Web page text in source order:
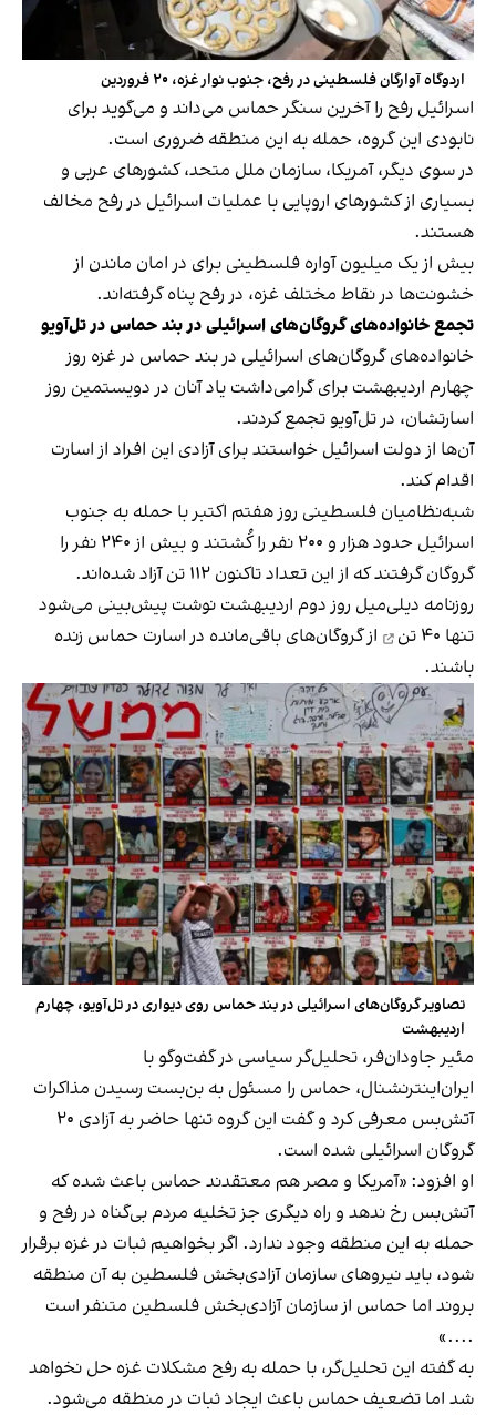
اردوگاه آوارگان فلسطینی در رفح، جنوب نوار غزه، ۲۰ فروردین
اسرائیل رفح را آخرین سنگر حماس می‌داند و می‌گوید برای
نابودی این گروه، حمله به این منطقه ضروری است.
در سوی دیگر، آمریکا، سازمان ملل متحد، کشورهای عربی و
بسیاری از کشورهای اروپایی با عملیات اسرائیل در رفح مخالف
هستند.
بیش از یک میلیون آواره فلسطینی برای در امان ماندن از
خشونت‌‍‌ها در نقاط مختلف غزه، در رفح پناه گرفته‌اند.
تجمع خانواده‌های گروگان‌های اسرائیلی در بند حماس در تل‌آویو
خانواده‌های گروگان‌های اسرائیلی در بند حماس در غزه روز
چهارم اردیبهشت برای گرامی‌داشت یاد آنان در دویستمین روز
اسارتشان، در تل‌آویو تجمع کردند.
آن‌ها از دولت اسرائیل خواستند برای آزادی این افراد از اسارت
اقدام کند.
شبه‌نظامیان فلسطینی روز هفتم اکتبر با حمله به جنوب
اسرائیل حدود هزار و ۲۰۰ نفر را کُشتند و بیش از ۲۴۰ نفر را
گروگان گرفتند که از این تعداد تاکنون ۱۱۲ تن آزاد شده‌اند.
روزنامه دیلی‌میل روز دوم اردیبهشت نوشت پیش‌بینی می‌شود
تنها ۴۰ تن
از گروگان‌های باقی‌مانده در اسارت حماس زنده
باشند.
تصاویر گروگان‌های اسرائیلی در بند حماس روی دیواری در تل‌آویو، چهارم
اردیبهشت
مئیر جاودان‌فر، تحلیل‌گر سیاسی در گفت‌وگو با
ایران‌اینترنشنال، حماس را مسئول به بن‌بست رسیدن مذاکرات
آتش‌بس معرفی کرد و گفت این گروه تنها حاضر به آزادی ۲۰
گروگان اسرائیلی شده است.
او افزود: «آمریکا و مصر هم معتقدند حماس باعث شده که
آتش‌بس رخ ندهد و راه دیگری جز تخلیه مردم بی‌گناه در رفح و
حمله به این منطقه وجود ندارد. اگر بخواهیم ثبات در غزه برقرار
شود، باید نیروهای سازمان آزادی‌بخش فلسطین به آن منطقه
بروند اما حماس از سازمان آزادی‌بخش فلسطین متنفر است
....»
به گفته این تحلیل‌گر، با حمله به رفح مشکلات غزه حل نخواهد
شد اما تضعیف حماس باعث ایجاد ثبات در منطقه می‌شود.